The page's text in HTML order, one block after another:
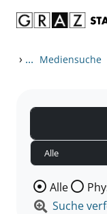
› ... Mediensuche
Wählen Sie
Alle
Suche